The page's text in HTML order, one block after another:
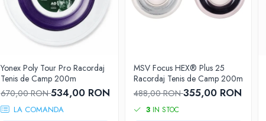
Yonex Poly Tour Pro Racordaj
Tenis de Camp 200m
670,00 RON534,00 RON
LA COMANDA
MSV Focus HEX® Plus 25
Racordaj Tenis de Camp 200m
488,00 RON355,00 RON
3 IN STOC